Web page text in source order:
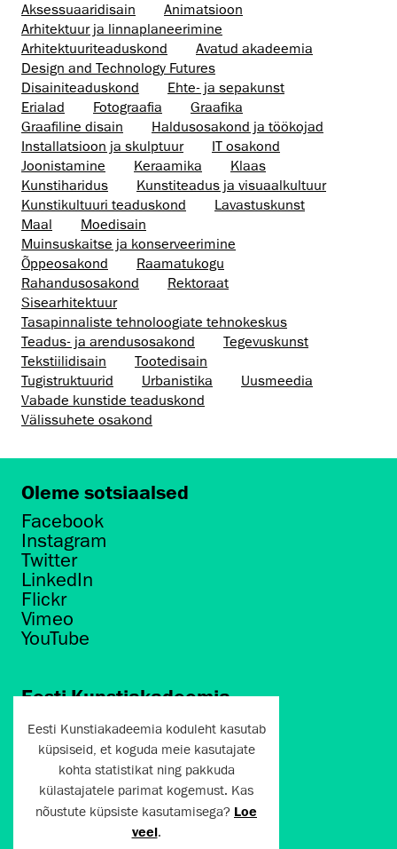
Aksessuaaridisain
Animatsioon
Arhitektuur ja linnaplaneerimine
Arhitektuuri­teaduskond
Avatud akadeemia
Design and Technology Futures
Disaini­­teaduskond
Ehte- ja sepakunst
Erialad
Fotograafia
Graafika
Graafiline disain
Haldusosakond ja töökojad
Installatsioon ja skulptuur
IT osakond
Joonistamine
Keraamika
Klaas
Kunstiharidus
Kunstiteadus ja visuaalkultuur
Kunsti­kultuuri teaduskond
Lavastuskunst
Maal
Moedisain
Muinsus­kaitse ja konserveerimine
Õppeosakond
Raamatukogu
Rahandusosakond
Rektoraat
Sisearhitektuur
Tasapinnaliste tehnoloogiate tehnokeskus
Teadus- ja arendusosakond
Tegevuskunst
Tekstiilidisain
Tootedisain
Tugistruktuurid
Urbanistika
Uusmeedia
Vabade kunstide teaduskond
Välissuhete osakond
Oleme sotsiaalsed
Facebook
Instagram
Twitter
LinkedIn
Flickr
Vimeo
YouTube
Eesti Kunstiakadeemia
Põhja puiestee 7
Tallinn 10412
artun@artun.ee
+372 6267301
Liitu uudiskirjaga!
Eesti Kunstiakadeemia koduleht kasutab
küpsiseid, et koguda meie kasutajate
kohta statistikat ning pakkuda
külastajatele parimat kogemust. Kas
nõustute küpsiste kasutamisega? Loe
veel.